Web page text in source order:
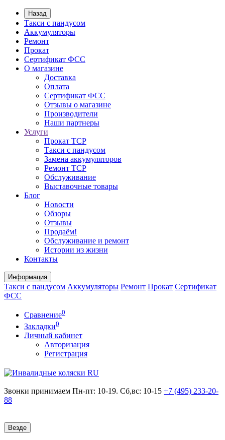
Назад
Такси с пандусом
Аккумуляторы
Ремонт
Прокат
Сертификат ФСС
О магазине
Доставка
Оплата
Сертификат ФСС
Отзывы о магазине
Производители
Наши партнеры
Услуги
Прокат ТСР
Такси с пандусом
Замена аккумуляторов
Ремонт ТСР
Обслуживание
Выставочные товары
Блог
Новости
Обзоры
Отзывы
Продаём!
Обслуживание и ремонт
Истории из жизни
Контакты
Информация
Такси с пандусом Аккумуляторы Ремонт Прокат Сертификат
ФСС
Сравнение0
Закладки0
Личный кабинет
Авторизация
Регистрация
Звонки принимаем Пн-пт: 10-19. Сб,вс: 10-15 +7 (495) 233-20-
88
Везде